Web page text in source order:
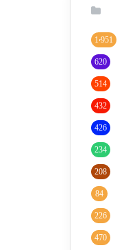
1٬951
620
514
432
426
234
208
84
226
470